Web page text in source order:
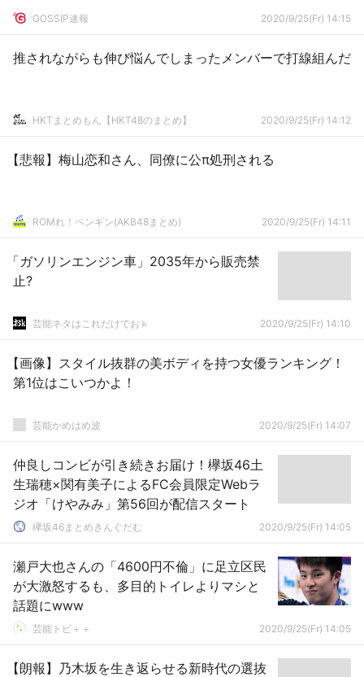
GOSSIP速報 2020/9/25(Fr) 14:15
推されながらも伸び悩んでしまったメンバーで打線組んだ
HKTまとめもん【HKT48のまとめ】 2020/9/25(Fr) 14:12
【悲報】梅山恋和さん、同僚に公π処刑される
ROMれ！ペンギン(AKB48まとめ) 2020/9/25(Fr) 14:11
「ガソリンエンジン車」2035年から販売禁
止?
芸能ネタはこれだけでおｋ 2020/9/25(Fr) 14:10
【画像】スタイル抜群の美ボディを持つ女優ランキング！
第1位はこいつかよ！
芸能かめはめ波 2020/9/25(Fr) 14:07
仲良しコンビが引き続きお届け！欅坂46土
生瑞穂×関有美子によるFC会員限定Webラ
ジオ「けやみみ」第56回が配信スタート
欅坂46まとめきんぐだむ 2020/9/25(Fr) 14:05
瀬戸大也さんの「4600円不倫」に足立区民
が大激怒するも、多目的トイレよりマシと
話題にwww
芸能トピ＋＋ 2020/9/25(Fr) 14:05
【朗報】乃木坂を生き返らせる新時代の選抜